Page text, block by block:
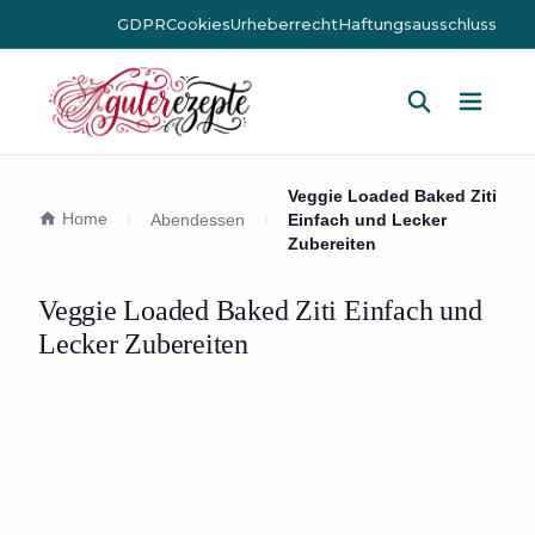
GDPRCookiesUrheberrechtHaftungsausschluss
Home Abendessen
Veggie Loaded Baked Ziti
Einfach und Lecker
Zubereiten
Veggie Loaded Baked Ziti Einfach und
Lecker Zubereiten